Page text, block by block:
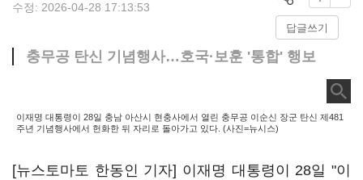
수정: 2026-04-28 17:13:53
답글쓰기
충무공 탄신 기념행사…호국·보훈 '통합' 행보
이재명 대통령이 28일 충남 아산시 현충사에서 열린 충무공 이순신 장군 탄신 제481
주년 기념행사에서 헌화한 뒤 자리로 돌아가고 있다. (사진=뉴시스)
[뉴스토마토 한동인 기자] 이재명 대통령이 28일 "이